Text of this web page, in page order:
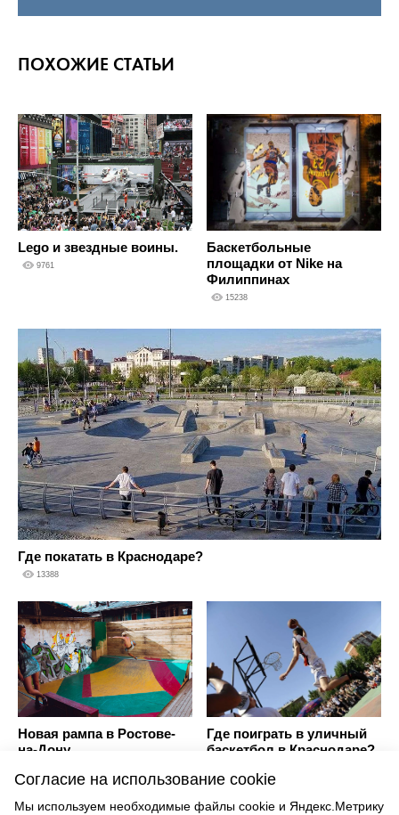
ПОХОЖИЕ СТАТЬИ
Lego и звездные воины.
9761
Баскетбольные
площадки от Nike на
Филиппинах
15238
Где покатать в Краснодаре?
13388
Новая рампа в Ростове-
на-Дону.
Где поиграть в уличный
баскетбол в Краснодаре?
Согласие на использование cookie
Мы используем необходимые файлы cookie и Яндекс.Метрику